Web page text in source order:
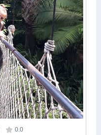
774x1032
0.0